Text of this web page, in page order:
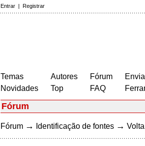
Entrar | Registrar
Temas
Novidades
Autores
Top
Fórum
FAQ
Fórum
Fórum → Identificação de fontes →